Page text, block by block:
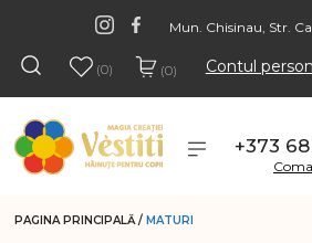
Mun. Chisinau, Str.
(0) (0) Contul
+373
PAGINA PRINCIPALĂ / MATURI